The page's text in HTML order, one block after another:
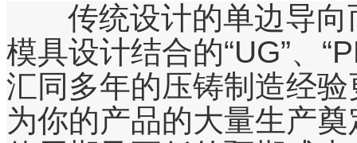
传统设计的单边导向
模具设计结合的“UG”、
汇同多年的压铸制造经
为你的产品的大量生产